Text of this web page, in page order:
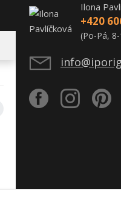
Ilona
+420
(Po-Pá,